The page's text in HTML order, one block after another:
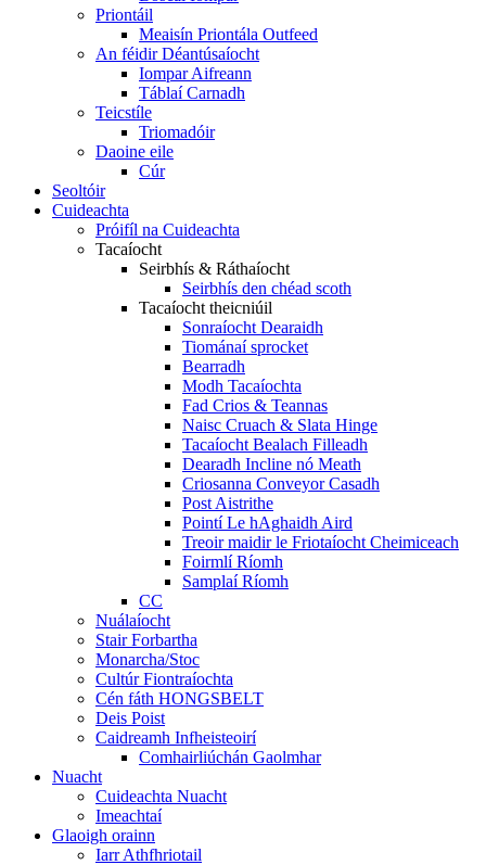
Priontáil
Meaisín Priontála Outfeed
An féidir Déantúsaíocht
Iompar Aifreann
Táblaí Carnadh
Teicstíle
Triomadóir
Daoine eile
Cúr
Seoltóir
Cuideachta
Próifíl na Cuideachta
Tacaíocht
Seirbhís & Ráthaíocht
Seirbhís den chéad scoth
Tacaíocht theicniúil
Sonraíocht Dearaidh
Tiománaí sprocket
Bearradh
Modh Tacaíochta
Fad Crios & Teannas
Naisc Cruach & Slata Hinge
Tacaíocht Bealach Filleadh
Dearadh Incline nó Meath
Criosanna Conveyor Casadh
Post Aistrithe
Pointí Le hAghaidh Aird
Treoir maidir le Friotaíocht Cheimiceach
Foirmlí Ríomh
Samplaí Ríomh
CC
Nuálaíocht
Stair Forbartha
Monarcha/Stoc
Cultúr Fiontraíochta
Cén fáth HONGSBELT
Deis Poist
Caidreamh Infheisteoirí
Comhairliúchán Gaolmhar
Nuacht
Cuideachta Nuacht
Imeachtaí
Glaoigh orainn
Iarr Athfhriotail